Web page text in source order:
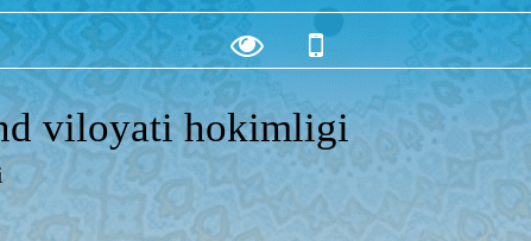
viloyati hokimligi